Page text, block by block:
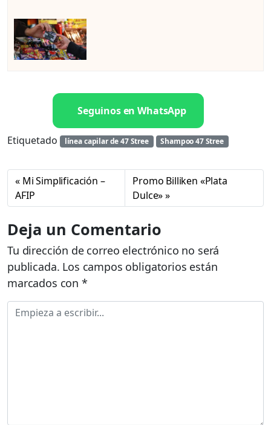
Seguinos en WhatsApp
Etiquetado línea capilar de 47 Stree Shampoo 47 Stree
Mi Simplificación –
AFIP
Promo Billiken «Plata
Dulce»
Deja un Comentario
Tu dirección de correo electrónico no será
publicada. Los campos obligatorios están
marcados con *